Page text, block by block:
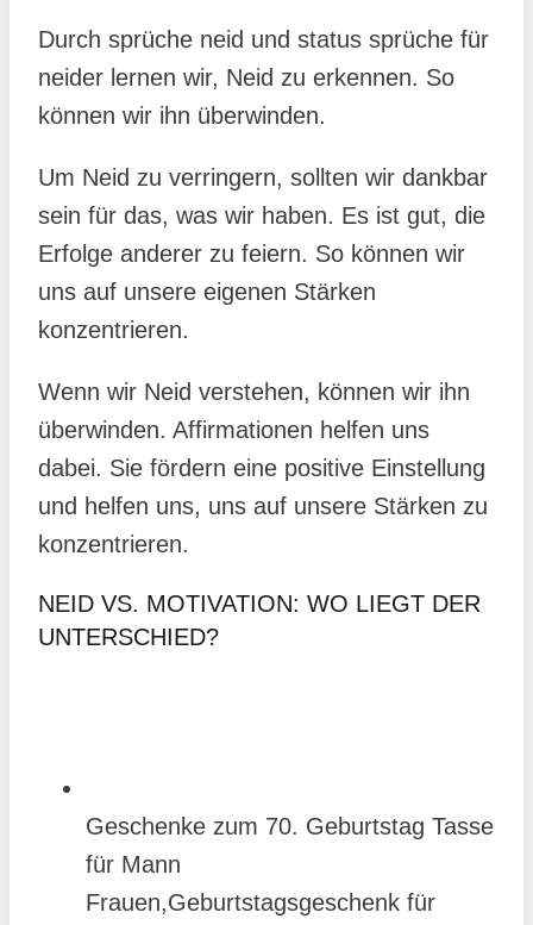
Durch sprüche neid und status sprüche für
neider lernen wir, Neid zu erkennen. So
können wir ihn überwinden.
Um Neid zu verringern, sollten wir dankbar
sein für das, was wir haben. Es ist gut, die
Erfolge anderer zu feiern. So können wir
uns auf unsere eigenen Stärken
konzentrieren.
Wenn wir Neid verstehen, können wir ihn
überwinden. Affirmationen helfen uns
dabei. Sie fördern eine positive Einstellung
und helfen uns, uns auf unsere Stärken zu
konzentrieren.
NEID VS. MOTIVATION: WO LIEGT DER
UNTERSCHIED?
Geschenke zum 70. Geburtstag Tasse
für Mann
Frauen,Geburtstagsgeschenk für